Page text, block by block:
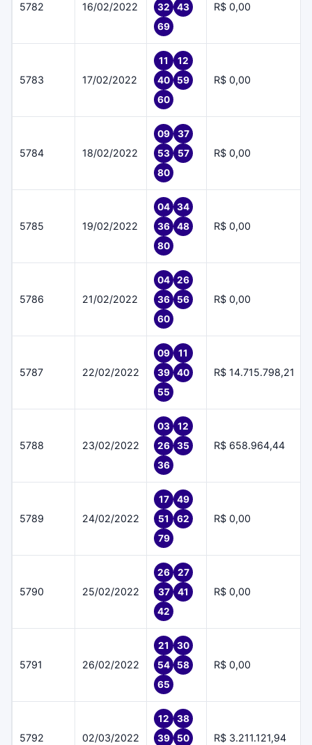
5782 16/02/2022
32
43
69
R$ 0,00
5783 17/02/2022
11
12
40
59
60
R$ 0,00
5784 18/02/2022
09
37
53
57
80
R$ 0,00
5785 19/02/2022
04
34
36
48
80
R$ 0,00
5786 21/02/2022
04
26
36
56
60
R$ 0,00
5787 22/02/2022
09
11
39
40
55
R$ 14.715.798,21
5788 23/02/2022
03
12
26
35
36
R$ 658.964,44
5789 24/02/2022
17
49
51
62
79
R$ 0,00
5790 25/02/2022
26
27
37
41
42
R$ 0,00
5791 26/02/2022
21
30
54
58
65
R$ 0,00
5792 02/03/2022
12
38
39
50
R$ 3.211.121,94